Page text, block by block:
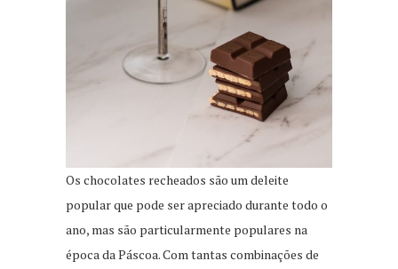
Os chocolates recheados são um deleite
popular que pode ser apreciado durante todo o
ano, mas são particularmente populares na
época da Páscoa. Com tantas combinações de